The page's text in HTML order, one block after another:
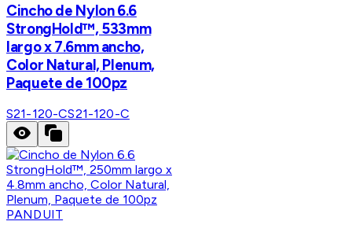
Cincho de Nylon 6.6
StrongHold™, 533mm
largo x 7.6mm ancho,
Color Natural, Plenum,
Paquete de 100pz
S21-120-CS21-120-C
PANDUIT